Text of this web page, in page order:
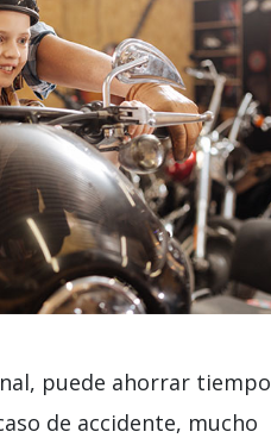
puede ahorrar tiempo
de accidente, mucho